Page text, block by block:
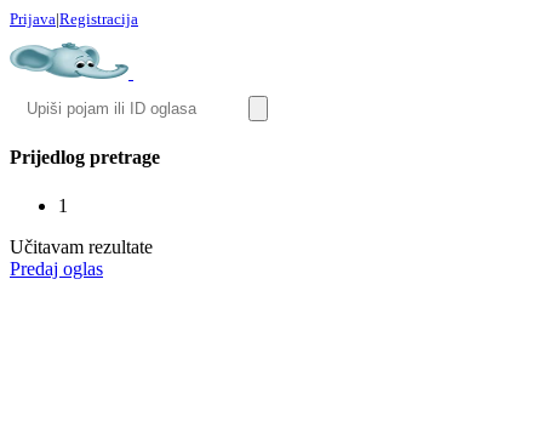
Prijava|Registracija
Prijedlog pretrage
1
Učitavam rezultate
Predaj oglas